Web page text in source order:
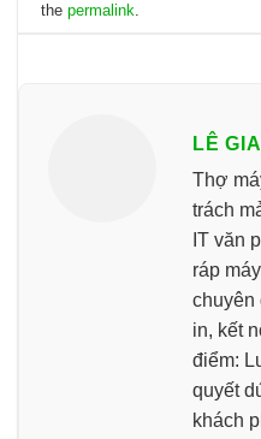
thepermalink.
LÊ
Thợ
trách
IT văn
ráp
chuyên
in, kết
điểm:
quyết
khách